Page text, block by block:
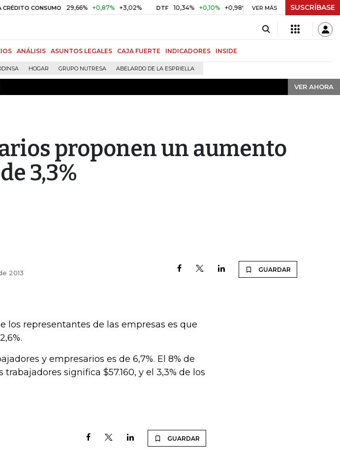
CONSUMO 29,66% +0,87% +3,02% DTF 10,34% +0,10% +0,98% UVR $ 416,91 +$ 0,05 +0,01%
VER MÁS SUSCRÍBASE
ANÁLISIS ASUNTOS LEGALES CAJA FUERTE INDICADORES INSIDE
HOGAR GRUPO NUTRESA ABELARDO DE LA ESPRIELLA
VER AHORA
VER AHORA
proponen un aumento
3,3%
2013 GUARDAR
los representantes de las empresas es que
y empresarios es de 6,7%. El 8% de
significa $57.160, y el 3,3% de los
GUARDAR